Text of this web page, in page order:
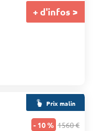
+ d'infos >
Prix malin
- 10 % 1560 €